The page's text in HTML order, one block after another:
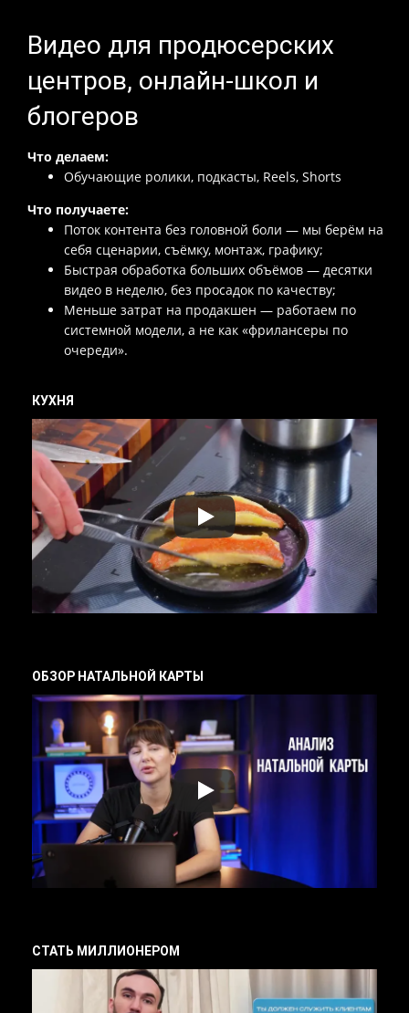
Видео для продюсерских
центров, онлайн-школ и
блогеров
Что делаем:
Обучающие ролики, подкасты, Reels, Shorts
Что получаете:
Поток контента без головной боли — мы берём на
себя сценарии, съёмку, монтаж, графику;
Быстрая обработка больших объёмов — десятки
видео в неделю, без просадок по качеству;
Меньше затрат на продакшен — работаем по
системной модели, а не как «фрилансеры по
очереди».
КУХНЯ
ОБЗОР НАТАЛЬНОЙ КАРТЫ
СТАТЬ МИЛЛИОНЕРОМ